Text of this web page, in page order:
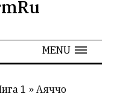
MENU
1 » Аяччо